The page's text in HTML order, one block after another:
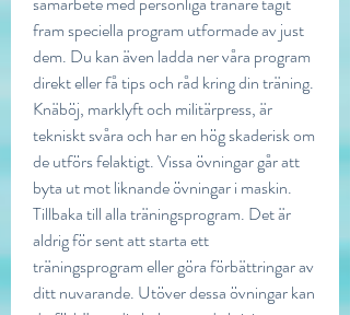
fram speciella program utformade av just
dem. Du kan även ladda ner våra program
direkt eller få tips och råd kring din träning.
Knäböj, marklyft och militärpress, är
tekniskt svåra och har en hög skaderisk om
de utförs felaktigt. Vissa övningar går att
byta ut mot liknande övningar i maskin.
Tillbaka till alla träningsprogram. Det är
aldrig för sent att starta ett
träningsprogram eller göra förbättringar av
ditt nuvarande. Utöver dessa övningar kan